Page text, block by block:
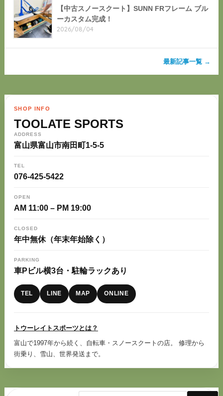
【中古スノースクート】SUNN FRフレーム ブル
ーカスタム完成！
2026/08/04
最新記事一覧 →
SHOP INFO
TOOLATE SPORTS
ADDRESS
富山県富山市南田町1-5-5
TEL
076-425-5422
OPEN
AM 11:00 – PM 19:00
CLOSED
年中無休（年末年始除く）
PARKING
車Pビル横3台・駐輪ラックあり
TEL LINE MAP ONLINE
トウーレイトスポーツとは？
富山で1997年から続く、自転車・スノースクートの店。 修理から
街乗り、雪山、世界発送まで。